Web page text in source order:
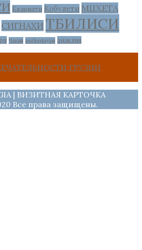
Квариати Кобулети МЦХЕТА
СИГНАХИ ТБИЛИСИ
Чакви амбролаури анаклия
ГРУЗИИ
| ВИЗИТНАЯ КАРТОЧКА
Все права защищены.